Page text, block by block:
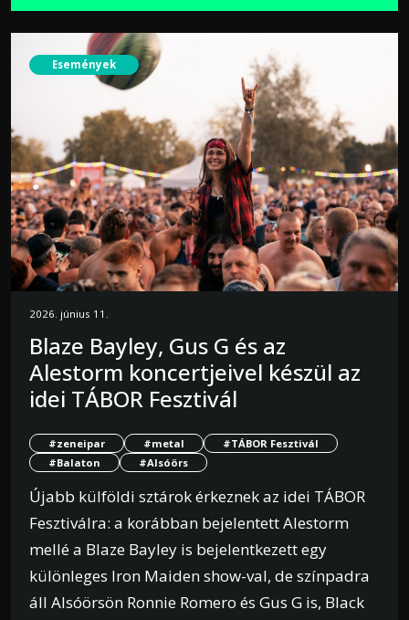
Események
2026. június 11.
Blaze Bayley, Gus G és az
Alestorm koncertjeivel készül az
idei TÁBOR Fesztivál
#zeneipar #metal
#TÁBOR Fesztivál
#Balaton
#Alsóörs
Újabb külföldi sztárok érkeznek az idei TÁBOR
Fesztiválra: a korábban bejelentett Alestorm
mellé a Blaze Bayley is bejelentkezett egy
különleges Iron Maiden show-val, de színpadra
áll Alsóörsön Ronnie Romero és Gus G is, Black